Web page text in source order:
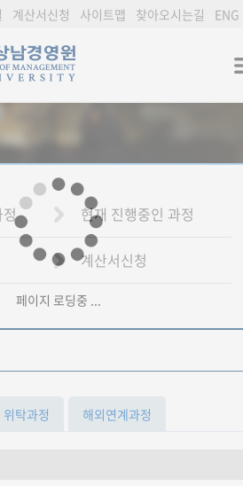
계산서신청 사이트맵 찾아오시는길 ENG
현재 진행중인 과정
계산서신청
위탁과정 해외연계과정
페이지 로딩중 ...